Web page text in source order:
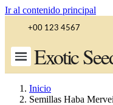
Ir al contenido principal
+00 123 4567
Exotic
Inicio
Semillas Haba